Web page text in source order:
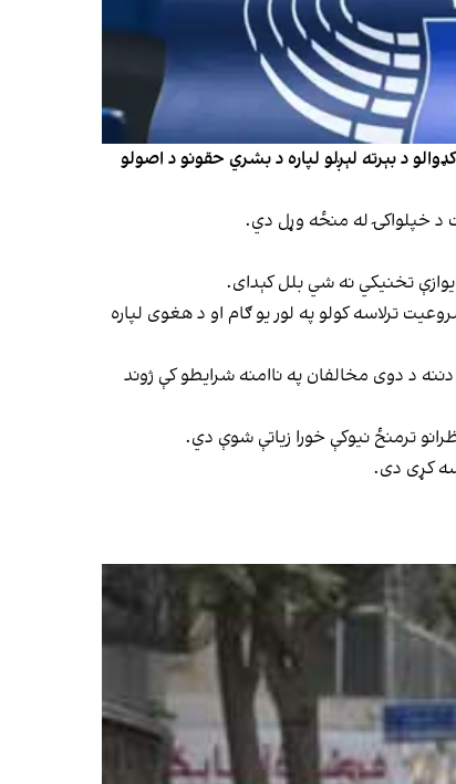
د بېرته لېږلو لپاره د بشري حقونو د اصولو
د خپلواکۍ له منځه وړل دي.
یوازې تخنیکي نه شي بلل کېدای.
ترلاسه کولو په لور یو ګام او د هغوی لپاره
د دوی مخالفان په ناامنه شرایطو کې ژوند
ترمنځ نیوکې خورا زیاتې شوې دي.